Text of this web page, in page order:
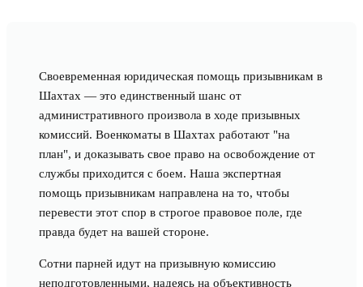
Своевременная юридическая помощь призывникам в
Шахтах — это единственный шанс от
административного произвола в ходе призывных
комиссий. Военкоматы в Шахтах работают "на
план", и доказывать свое право на освобождение от
службы приходится с боем. Наша экспертная
помощь призывникам направлена на то, чтобы
перевести этот спор в строгое правовое поле, где
правда будет на вашей стороне.
Сотни парней идут на призывную комиссию
неподготовленными, надеясь на объективность